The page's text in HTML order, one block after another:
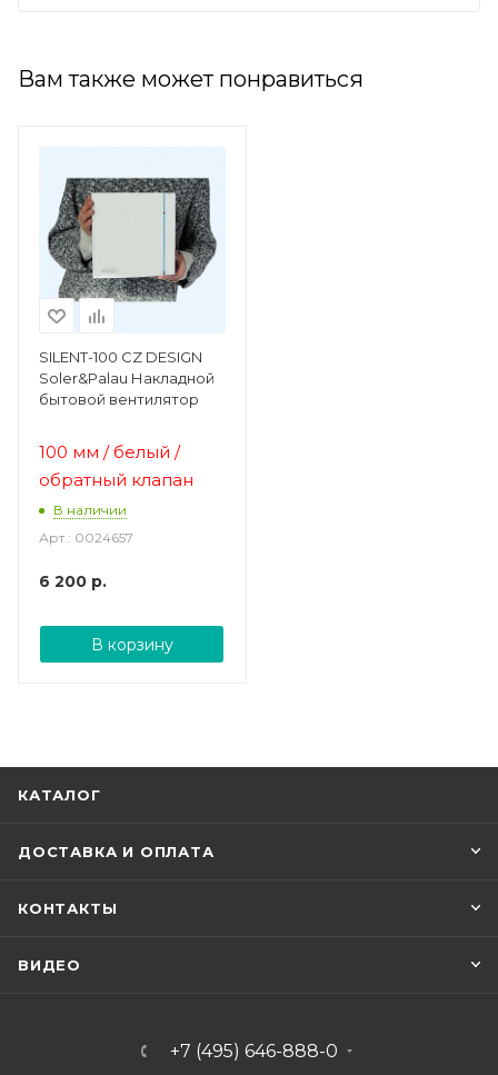
Вам также может понравиться
SILENT-100 CZ DESIGN
Soler&Palau Накладной
бытовой вентилятор
100 мм / белый /
обратный клапан
В наличии
Арт.: 0024657
6 200 р.
В корзину
КАТАЛОГ
ДОСТАВКА И ОПЛАТА
КОНТАКТЫ
ВИДЕО
+7 (495) 646-888-0